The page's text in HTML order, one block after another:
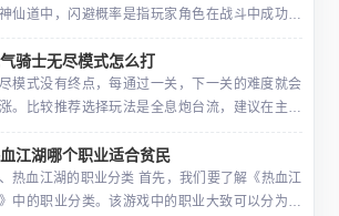
仙道中，闪避概率是指玩家角色在战斗中成功躲
人攻击的概率。闪避成功的玩家将免受伤害，这
的意义对于游戏战斗中的胜负来说无疑是巨大
技能中增加的闪
骑士无尽模式怎么打
模式没有终点，每通过一关，下一关的难度就会
。比较推荐选择玩法是全息炮台流，建议在主战
中心放置一个全息炮塔，它可以融合不同种类的
，并吸收该武器的能力。在前期怪物数量比较少
候，需要多在
江湖哪个职业适合贫民
热血江湖的职业分类 首先，我们要了解《热血江
中的职业分类。该游戏中的职业大致可以分为五